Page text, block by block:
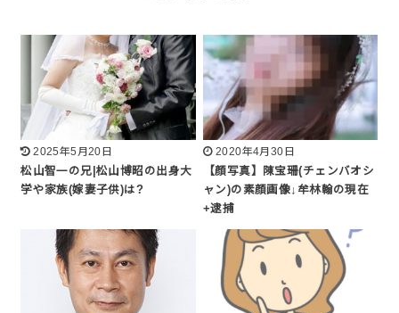
2025年5月20日
松山智一の兄|松山博昭の出身大
学や家族(嫁妻子供)は?
2020年4月30日
【顔写真】陳宝珊(チェンバオシ
ャン)の素顔画像↓牟林翰の現在
+逮捕